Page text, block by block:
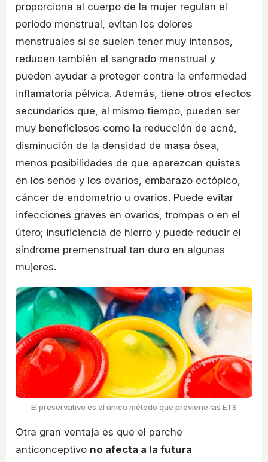
proporciona al cuerpo de la mujer regulan el
periodo menstrual, evitan los dolores
menstruales si se suelen tener muy intensos,
reducen también el sangrado menstrual y
pueden ayudar a proteger contra la enfermedad
inflamatoria pélvica. Además, tiene otros efectos
secundarios que, al mismo tiempo, pueden ser
muy beneficiosos como la reducción de acné,
disminución de la densidad de masa ósea,
menos posibilidades de que aparezcan quistes
en los senos y los ovarios, embarazo ectópico,
cáncer de endometrio u ovarios. Puede evitar
infecciones graves en ovarios, trompas o en el
útero; insuficiencia de hierro y puede reducir el
síndrome premenstrual tan duro en algunas
mujeres.
El preservativo es el único método que previene las ETS
Otra gran ventaja es que el parche
anticonceptivo no afecta a la futura